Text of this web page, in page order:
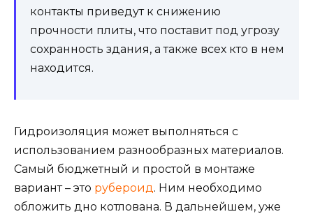
контакты приведут к снижению
прочности плиты, что поставит под угрозу
сохранность здания, а также всех кто в нем
находится.
Гидроизоляция может выполняться с
использованием разнообразных материалов.
Самый бюджетный и простой в монтаже
вариант – это рубероид . Ним необходимо
обложить дно котлована. В дальнейшем, уже